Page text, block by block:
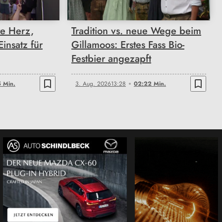
Herz,
für
Min. bookmark_border
Tradition vs. neue Wege beim
Gillamoos: Erstes Fass Bio-
Festbier angezapft
3. Aug. 202613:28 02:22 Min. bookmark_border